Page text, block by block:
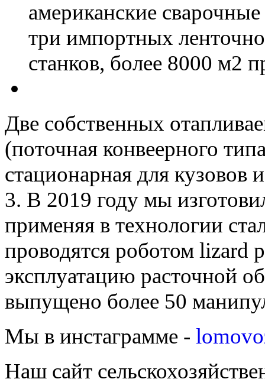
американские
три импортных
станков, более 8000 м2
Две собственных
(поточная конвеерного
стационарная для кузовов
3. В 2019 году мы
применяя в технологии
проводятся роботом lizard
эксплуатацию расточной
выпущено более 50
Мы в инстаграмме -
Наш сайт